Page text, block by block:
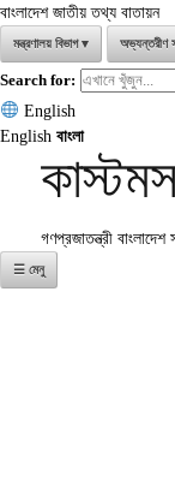
বাংলাদেশ জাতীয় তথ্য বাতায়ন
মন্ত্রণালয় বিভাগ ▾ অভ্যন্তরীণ
Search for:
English
English বাংলা
গণপ্রজাতন্ত্রী বাংলাদেশ
☰ মেনু